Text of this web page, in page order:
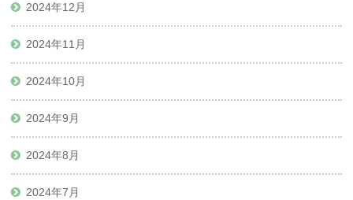
2024年12月
2024年11月
2024年10月
2024年9月
2024年8月
2024年7月